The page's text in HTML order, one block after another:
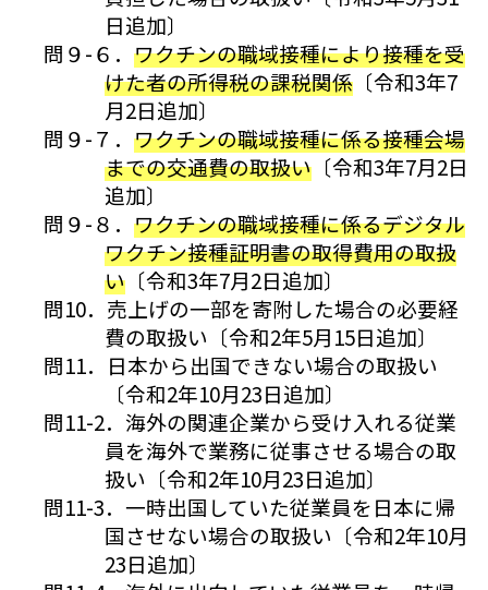
日追加〕
問９-６． ワクチンの職域接種により接種を受
けた者の所得税の課税関係 〔令和3年7
月2日追加〕
問９-７． ワクチンの職域接種に係る接種会場
までの交通費の取扱い 〔令和3年7月2日
追加〕
問９-８． ワクチンの職域接種に係るデジタル
ワクチン接種証明書の取得費用の取扱
い 〔令和3年7月2日追加〕
問10．売上げの一部を寄附した場合の必要経
費の取扱い〔令和2年5月15日追加〕
問11．日本から出国できない場合の取扱い
〔令和2年10月23日追加〕
問11-2．海外の関連企業から受け入れる従業
員を海外で業務に従事させる場合の取
扱い〔令和2年10月23日追加〕
問11-3．一時出国していた従業員を日本に帰
国させない場合の取扱い〔令和2年10月
23日追加〕